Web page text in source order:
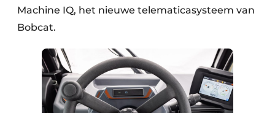
Machine IQ, het nieuwe telematicasysteem van
Bobcat.